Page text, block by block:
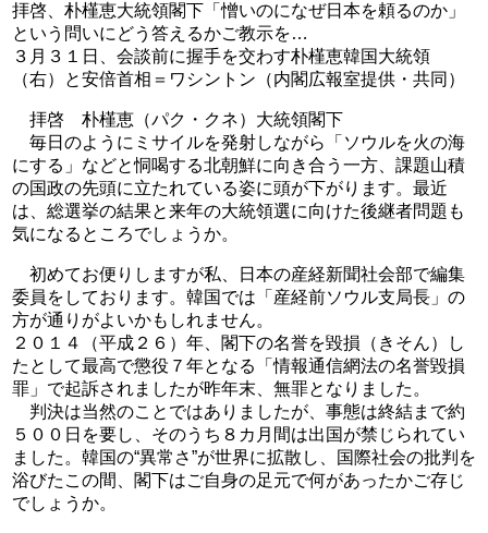
拝啓、朴槿恵大統領閣下「憎いのになぜ日本を頼るのか」
という問いにどう答えるかご教示を…
３月３１日、会談前に握手を交わす朴槿恵韓国大統領
（右）と安倍首相＝ワシントン（内閣広報室提供・共同）
拝啓 朴槿恵（パク・クネ）大統領閣下
毎日のようにミサイルを発射しながら「ソウルを火の海
にする」などと恫喝する北朝鮮に向き合う一方、課題山積
の国政の先頭に立たれている姿に頭が下がります。最近
は、総選挙の結果と来年の大統領選に向けた後継者問題も
気になるところでしょうか。
初めてお便りしますが私、日本の産経新聞社会部で編集
委員をしております。韓国では「産経前ソウル支局長」の
方が通りがよいかもしれません。
２０１４（平成２６）年、閣下の名誉を毀損（きそん）し
たとして最高で懲役７年となる「情報通信網法の名誉毀損
罪」で起訴されましたが昨年末、無罪となりました。
判決は当然のことではありましたが、事態は終結まで約
５００日を要し、そのうち８カ月間は出国が禁じられてい
ました。韓国の“異常さ”が世界に拡散し、国際社会の批判を
浴びたこの間、閣下はご自身の足元で何があったかご存じ
でしょうか。